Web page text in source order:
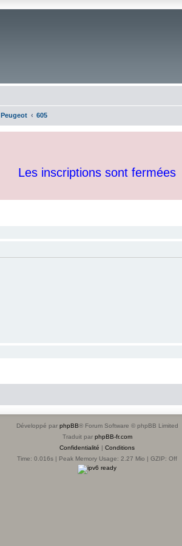
Peugeot 605
Les inscriptions sont fermées
Développé par phpBB® Forum Software © phpBB Limited
Traduit par phpBB-fr.com
Confidentialité | Conditions
Time: 0.016s | Peak Memory Usage: 2.27 Mio | GZIP: Off